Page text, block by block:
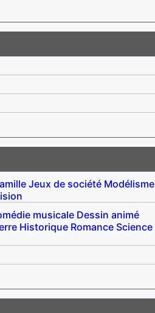
Jeux de société Modélisme
musicale Dessin animé
Historique Romance Science